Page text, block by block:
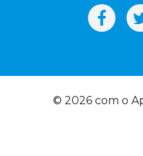
© 2026 com o